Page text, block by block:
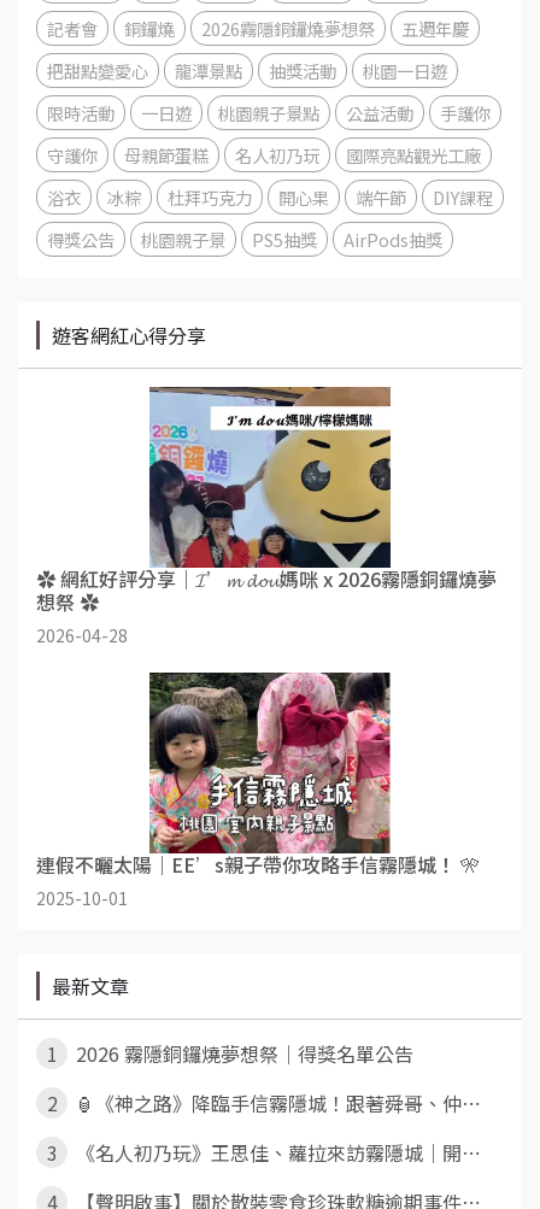
記者會
銅鑼燒 2026霧隱銅鑼燒夢想祭
五週年慶
把甜點變愛心
龍潭景點 抽獎活動
桃園一日遊
限時活動
一日遊 桃園親子景點 公益活動
手護你
守護你
母親節蛋糕 名人初乃玩
國際亮點觀光工廠
浴衣
冰粽 杜拜巧克力 開心果 端午節
DIY課程
得獎公告
桃園親子景 PS5抽獎 AirPods抽獎
遊客網紅心得分享
✿ 網紅好評分享｜𝓘’𝓶 𝓭𝓸𝓾媽咪 x 2026霧隱銅鑼燒夢
想祭 ✿
2026-04-28
連假不曬太陽｜EE’s親子帶你攻略手信霧隱城！ 🎌
2025-10-01
最新文章
1
2026 霧隱銅鑼燒夢想祭｜得獎名單公告
2
🏮《神之路》降臨手信霧隱城！跟著舜哥、仲⋯
3
《名人初乃玩》王思佳、蘿拉來訪霧隱城｜開⋯
4
【聲明啟事】關於散裝零食珍珠軟糖逾期事件⋯